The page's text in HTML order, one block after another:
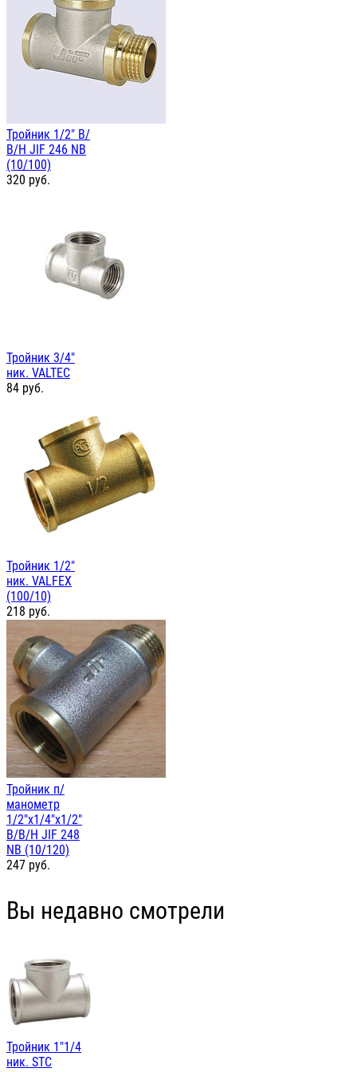
Тройник 1/2" В/
В/Н JIF 246 NB
(10/100)
320 руб.
Тройник 3/4"
ник. VALTEC
84 руб.
Тройник 1/2"
ник. VALFEX
(100/10)
218 руб.
Тройник п/
манометр
1/2"х1/4"х1/2"
В/В/Н JIF 248
NB (10/120)
247 руб.
Вы недавно смотрели
Тройник 1"1/4
ник. STC